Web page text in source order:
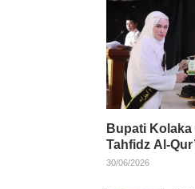
Bupati
Tahfidz Al-
Dukung
30/06/2026